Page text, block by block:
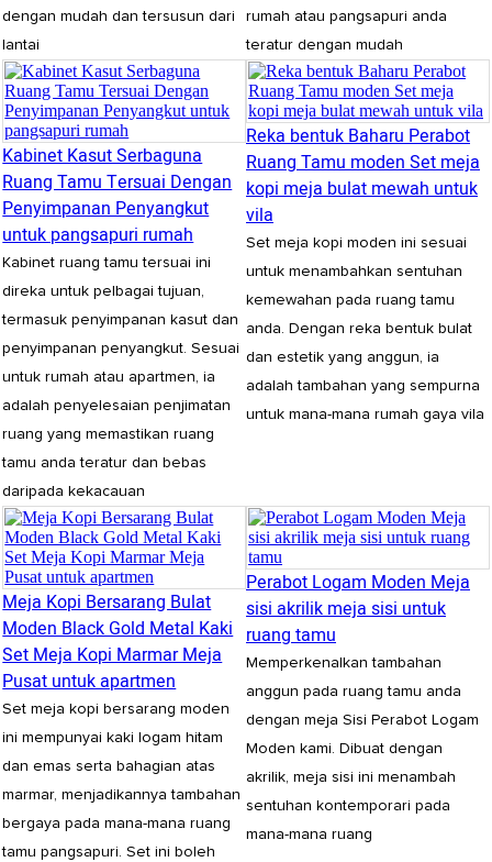
dengan mudah dan tersusun dari
lantai
rumah atau pangsapuri anda
teratur dengan mudah
Kabinet Kasut Serbaguna
Ruang Tamu Tersuai Dengan
Penyimpanan Penyangkut
untuk pangsapuri rumah
Kabinet ruang tamu tersuai ini
direka untuk pelbagai tujuan,
termasuk penyimpanan kasut dan
penyimpanan penyangkut. Sesuai
untuk rumah atau apartmen, ia
adalah penyelesaian penjimatan
ruang yang memastikan ruang
tamu anda teratur dan bebas
daripada kekacauan
Reka bentuk Baharu Perabot
Ruang Tamu moden Set meja
kopi meja bulat mewah untuk
vila
Set meja kopi moden ini sesuai
untuk menambahkan sentuhan
kemewahan pada ruang tamu
anda. Dengan reka bentuk bulat
dan estetik yang anggun, ia
adalah tambahan yang sempurna
untuk mana-mana rumah gaya vila
Meja Kopi Bersarang Bulat
Moden Black Gold Metal Kaki
Set Meja Kopi Marmar Meja
Pusat untuk apartmen
Set meja kopi bersarang moden
ini mempunyai kaki logam hitam
dan emas serta bahagian atas
marmar, menjadikannya tambahan
bergaya pada mana-mana ruang
tamu pangsapuri. Set ini boleh
Perabot Logam Moden Meja
sisi akrilik meja sisi untuk
ruang tamu
Memperkenalkan tambahan
anggun pada ruang tamu anda
dengan meja Sisi Perabot Logam
Moden kami. Dibuat dengan
akrilik, meja sisi ini menambah
sentuhan kontemporari pada
mana-mana ruang